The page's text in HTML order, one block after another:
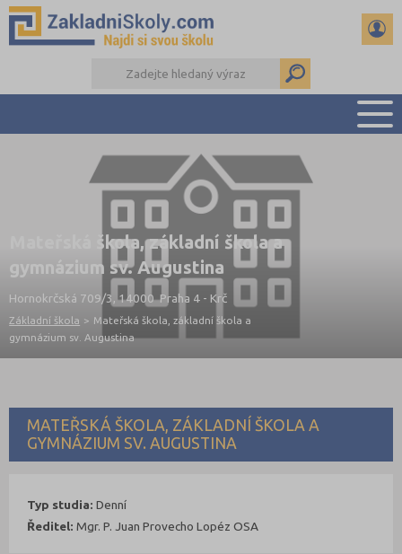
PŘEHLED ŠKOL
PŘIJÍMAČKY NA SŠ
RADY A ČLÁNKY
ČTENÁŘSKÝ DENÍK
DALŠÍ DRUHY ŠKOL
Mateřská škola, základní škola a
gymnázium sv. Augustina
Hornokrčská 709/3, 14000 Praha 4 - Krč
Základní škola > Mateřská škola, základní škola a
gymnázium sv. Augustina
MATEŘSKÁ ŠKOLA, ZÁKLADNÍ ŠKOLA A
GYMNÁZIUM SV. AUGUSTINA
Typ studia: Denní
Ředitel: Mgr. P. Juan Provecho Lopéz OSA